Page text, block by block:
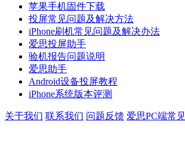
苹果手机固件下载
投屏常见问题及解决方法
iPhone刷机常见问题及解决办法
爱思投屏助手
验机报告问题说明
爱思助手
Android设备投屏教程
iPhone系统版本评测
关于我们 联系我们 问题反馈 爱思PC端常